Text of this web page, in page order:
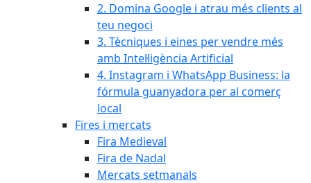
2. Domina Google i atrau més clients al
teu negoci
3. Tècniques i eines per vendre més
amb Intel·ligència Artificial
4. Instagram i WhatsApp Business: la
fórmula guanyadora per al comerç
local
Fires i mercats
Fira Medieval
Fira de Nadal
Mercats setmanals